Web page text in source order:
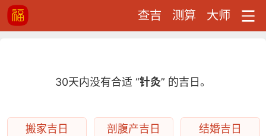
查吉 测算 大师
30天内没有合适 “针灸” 的吉日。
搬家吉日 剖腹产吉日 结婚吉日